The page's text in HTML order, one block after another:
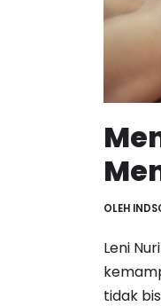
OLEH
Leni
tidak